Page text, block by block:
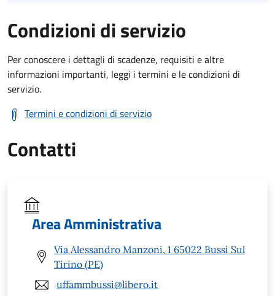
Condizioni di servizio
Per conoscere i dettagli di scadenze, requisiti e altre
informazioni importanti, leggi i termini e le condizioni di
servizio.
Termini e condizioni di servizio
Contatti
Area Amministrativa
Via Alessandro Manzoni, 1 65022 Bussi Sul
Tirino (PE)
uffammbussi@libero.it